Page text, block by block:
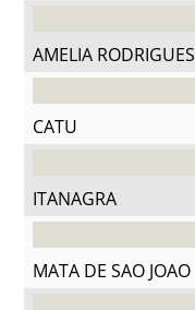
AMELIA RODRIGUES
CATU
ITANAGRA
MATA DE SAO JOAO